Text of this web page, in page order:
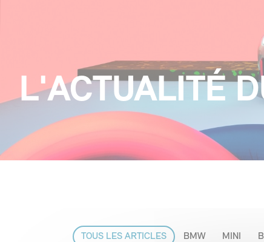
L'ACTUALITÉ
TOUS LES ARTICLES BMW MINI